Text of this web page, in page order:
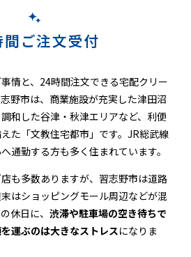
ご注文受付
情と、24時間注文できる宅配クリー
野市は、商業施設が充実した津田沼
和した谷津・秋津エリアなど、利便
た「文教住宅都市」です。JR総武線
通勤する方も多く住まれています。
も多数ありますが、習志野市は道路
はショッピングモール周辺などが混
休日に、 渋滞や駐車場の空き待ちで
運ぶのは大きなストレスになりま